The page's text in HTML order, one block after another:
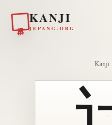
KANJI
JEPANG.ORG
Kanji